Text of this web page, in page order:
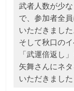
武者人数が少
で、参加者全
いただきました
そして秋口の
「武運倍返し
矢舞さんにネ
いただきました